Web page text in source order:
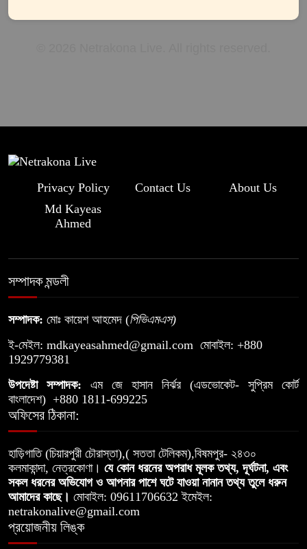
Privacy Policy Contact Us
About Us
Md Kayeas
Ahmed
সম্পাদক মন্ডলী
সম্পাদক: মোঃ কায়েশ আহমেদ (পিভিএমএস)
ই-মেইল: mdkayeasahmed@gmail.com মোবাইল: +880
1929779381
উপদেষ্টা সম্পাদক: এম জে হাসান নির্ঝর (এডভোকেট- সুপ্রিম কোর্ট
বাংলাদেশ) +880 1811-699225
অফিসের ঠিকানা:
হাড়িগাতি (চিয়ারপুরী চৌরাস্তা),( সততা টেলিকম),বিষমপুর- ২৪৩০
কলমাকান্দা, নেত্রকোণা। যে কোন ধরনের অপরাধ মূলক তথ্য, দূর্ঘটনা, এবং
সকল ধরনের অভিযোগ ও আপনার পাশে ঘটে যাওয়া নানান তথ্য তুলে ধরুন
আমাদের কাছে। মোবাইল: 09611706632 ইমেইল:
netrakonalive@gmail.com
প্রয়োজনীয় লিঙ্ক